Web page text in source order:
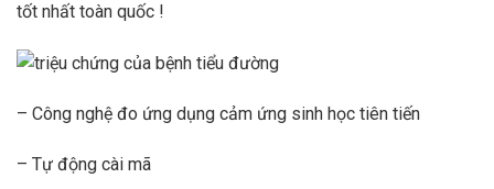
tốt nhất toàn quốc !
– Công nghệ đo ứng dụng cảm ứng sinh học tiên tiến
– Tự động cài mã